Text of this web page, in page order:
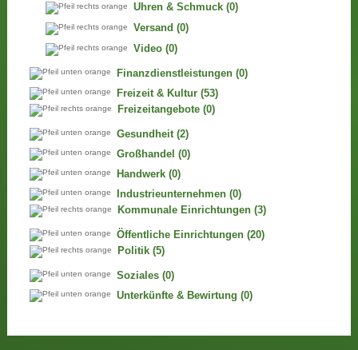
Uhren & Schmuck (0)
Versand (0)
Video (0)
Finanzdienstleistungen (0)
Freizeit & Kultur (53)
Freizeitangebote (0)
Gesundheit (2)
Großhandel (0)
Handwerk (0)
Industrieunternehmen (0)
Kommunale Einrichtungen (3)
Öffentliche Einrichtungen (20)
Politik (5)
Soziales (0)
Unterkünfte & Bewirtung (0)